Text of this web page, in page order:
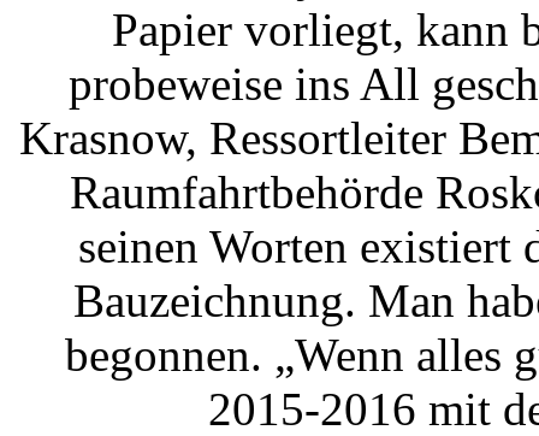
Papier vorliegt, kann
probeweise ins All
Krasnow, Ressortleiter
Raumfahrtbehörde
seinen Worten existiert
Bauzeichnung. Man
begonnen. „Wenn alles
2015-2016 mit